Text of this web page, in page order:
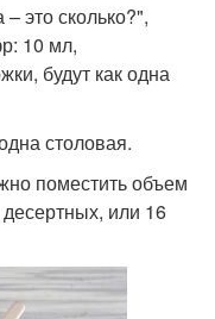
это сколько?",
10 мл,
будут как одна
столовая.
поместить объем
или 16